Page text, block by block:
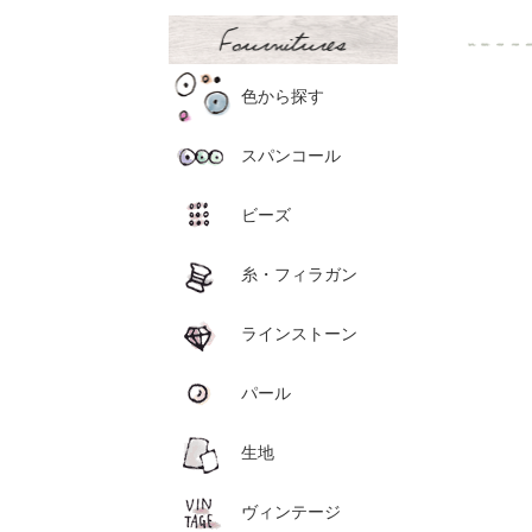
色から探す
スパンコール
ビーズ
糸・フィラガン
ラインストーン
パール
生地
ヴィンテージ